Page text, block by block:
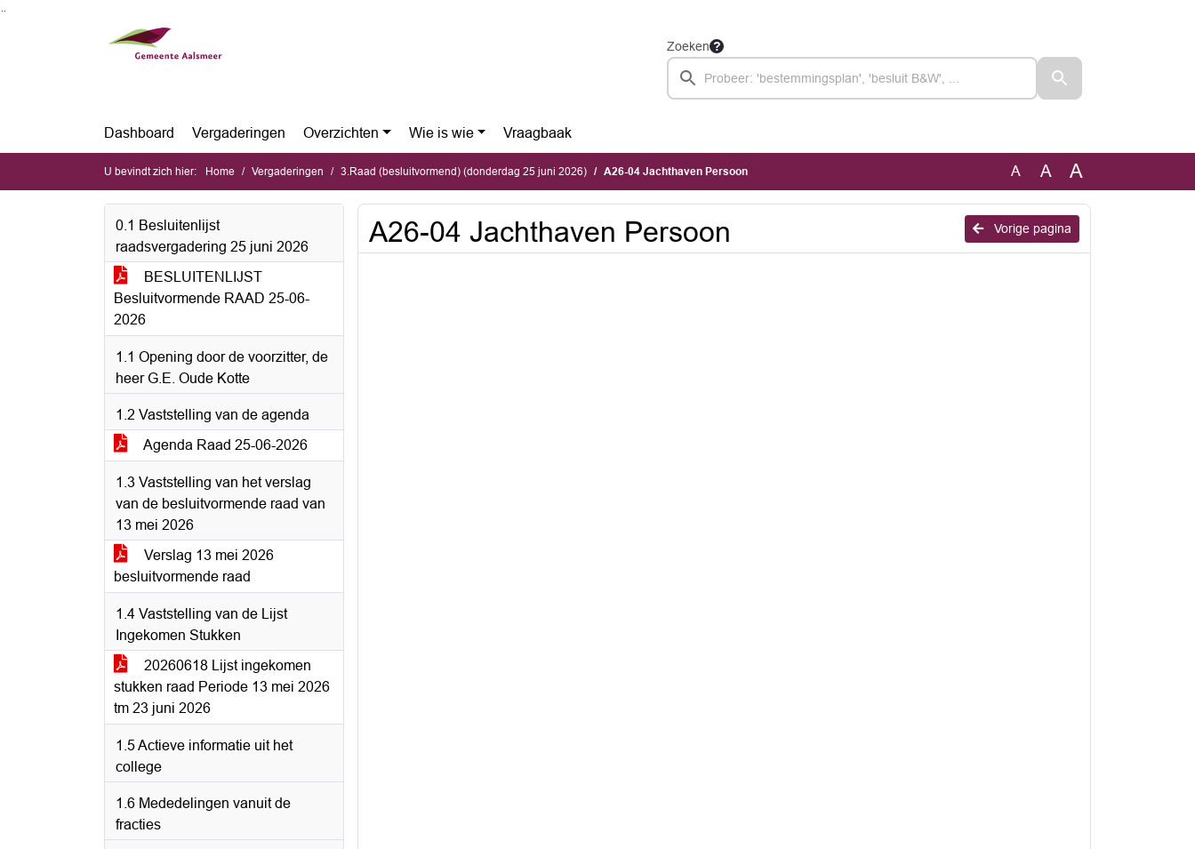
Zoeken
Dashboard Vergaderingen Overzichten Wie is wie Vraagbaak
U bevindt zich hier: Home Vergaderingen 3.Raad (besluitvormend) (donderdag 25 juni 2026) A26-04 Jachthaven Persoon A A A
0.1 Besluitenlijst
raadsvergadering 25 juni 2026
BESLUITENLIJST
Besluitvormende RAAD 25-06-
2026
1.1 Opening door de voorzitter, de
heer G.E. Oude Kotte
1.2 Vaststelling van de agenda
Agenda Raad 25-06-2026
1.3 Vaststelling van het verslag
van de besluitvormende raad van
13 mei 2026
Verslag 13 mei 2026
besluitvormende raad
1.4 Vaststelling van de Lijst
Ingekomen Stukken
20260618 Lijst ingekomen
stukken raad Periode 13 mei 2026
tm 23 juni 2026
1.5 Actieve informatie uit het
college
1.6 Mededelingen vanuit de
fracties
Vorige pagina
A26-04 Jachthaven Persoon